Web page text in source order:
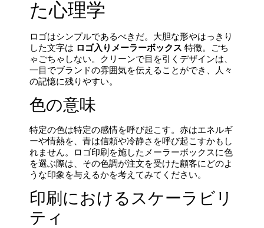
た心理学
ロゴはシンプルであるべきだ。大胆な形やはっきり
した文字は ロゴ入りメーラーボックス 特徴。ごち
ゃごちゃしない。クリーンで目を引くデザインは、
一目でブランドの雰囲気を伝えることができ、人々
の記憶に残りやすい。
色の意味
特定の色は特定の感情を呼び起こす。赤はエネルギ
ーや情熱を、青は信頼や冷静さを呼び起こすかもし
れません。ロゴ印刷を施したメーラーボックスに色
を選ぶ際は、その色調が注文を受けた顧客にどのよ
うな印象を与えるかを考えてみてください。
印刷におけるスケーラビリ
ティ